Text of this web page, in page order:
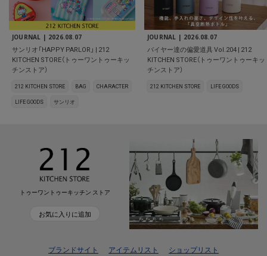
JOURNAL | 2026.08.07
サンリオ「HAPPY PARLOR」 | 212
KITCHEN STORE（トゥーワントゥーキッ
チンストア）
212 KITCHEN STORE BAG
CHARACTER
LIFE GOODS
サンリオ
JOURNAL | 2026.08.07
バイヤー達の偏愛道具 Vol.204 | 212
KITCHEN STORE（トゥーワントゥーキッ
チンストア）
212 KITCHEN STORE LIFE GOODS
トゥーワントゥーキッチン ストア
お気に入りに追加
ブランドサイト アイテムリスト ショップリスト